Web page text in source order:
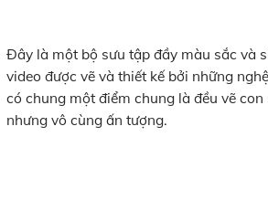
Đây là một bộ sưu tập đầy màu sắc và
video được vẽ và thiết kế bởi những
có chung một điểm chung là đều vẽ
nhưng vô cùng ấn tượng.